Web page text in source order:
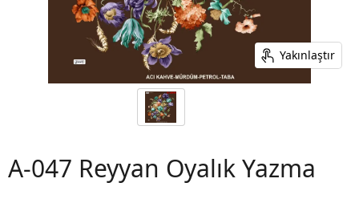
Yakınlaştır
A-047 Reyyan Oyalık Yazma